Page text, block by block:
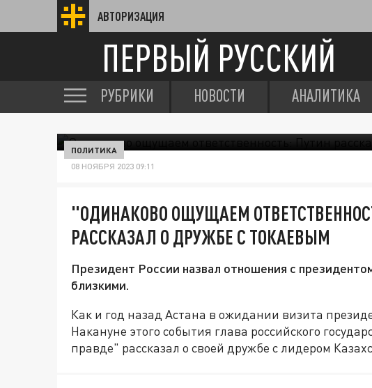
АВТОРИЗАЦИЯ
ПЕРВЫЙ РУССКИЙ
РУБРИКИ НОВОСТИ АНАЛИТИКА
ПОЛИТИКА
08 НОЯБРЯ 2023 09:11
"ОДИНАКОВО ОЩУЩАЕМ
РАССКАЗАЛ О ДРУЖБЕ С ТОКАЕВЫМ
Президент России назвал отношения с
близкими.
Как и год назад Астана в ожидании визита
Накануне этого события глава российского
правде" рассказал о своей дружбе с лидером